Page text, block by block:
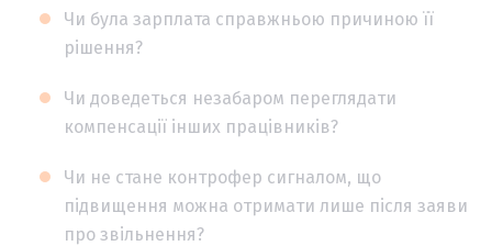
Чи була зарплата справжньою причиною її
рішення?
Чи доведеться незабаром переглядати
компенсації інших працівників?
Чи не стане контрофер сигналом, що
підвищення можна отримати лише після заяви
про звільнення?